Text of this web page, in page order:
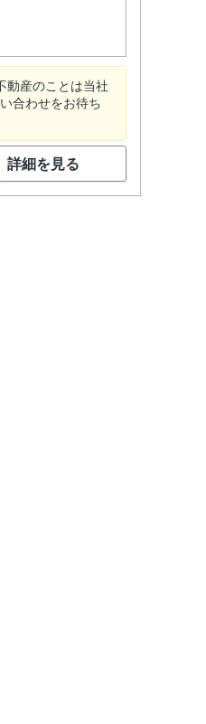
動産のことは当社
合わせをお待ち
詳細を見る